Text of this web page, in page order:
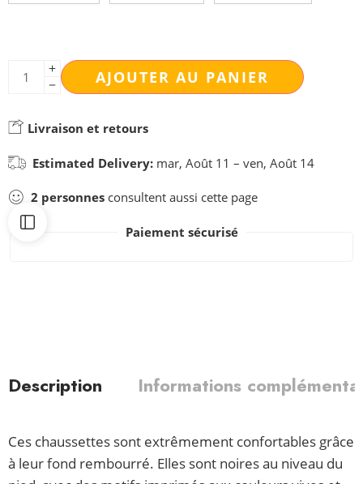
AJOUTER AU PANIER
Livraison et retours
Estimated Delivery: mar, Août 11 – ven, Août 14
2 personnes consultent aussi cette page
Paiement sécurisé
Description Informations
Ces chaussettes sont extrêmement confortables grâce
à leur fond rembourré. Elles sont noires au niveau du